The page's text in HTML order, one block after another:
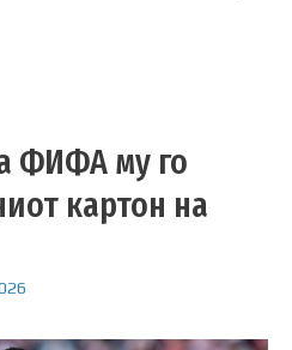
ФИФА му го
картон на